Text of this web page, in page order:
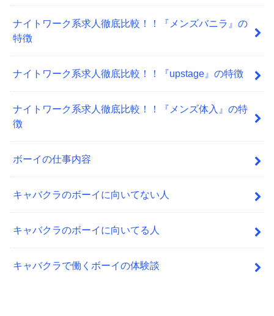
ナイトワーク系求人徹底比較！！『メンズバニラ』の
特徴
ナイトワーク系求人徹底比較！！『upstage』の特徴
ナイトワーク系求人徹底比較！！『メンズ体入』の特
徴
ボーイの仕事内容
キャバクラのボーイに向いてない人
キャバクラのボーイに向いてる人
キャバクラで働くボーイの体験談